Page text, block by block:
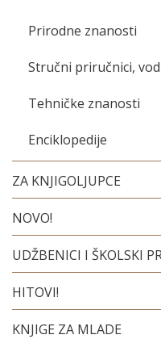
Prirodne znanosti
Stručni priručnici,
Tehničke znanosti
Enciklopedije
ZA KNJIGOLJUPCE
NOVO!
UDŽBENICI I ŠKOLSKI
HITOVI!
KNJIGE ZA MLADE